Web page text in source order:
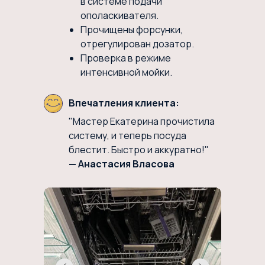
ополаскивателя.
Прочищены форсунки,
отрегулирован дозатор.
Проверка в режиме
интенсивной мойки.
"Мастер Екатерина прочистила
систему, и теперь посуда
блестит. Быстро и аккуратно!"
— Анастасия Власова
Впечатления клиента: